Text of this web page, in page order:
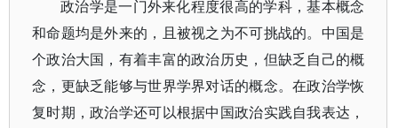
政治学是一门外来化程度很高的学科，基本概念
和命题均是外来的，且被视之为不可挑战的。中国是
个政治大国，有着丰富的政治历史，但缺乏自己的概
念，更缺乏能够与世界学界对话的概念。在政治学恢
复时期，政治学还可以根据中国政治实践自我表达，